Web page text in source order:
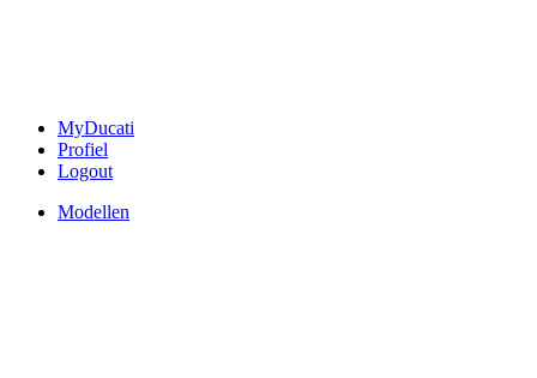
MyDucati
Profiel
Logout
Modellen